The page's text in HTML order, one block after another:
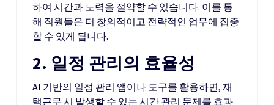
하여 시간과 노력을 절약할 수 있습니다. 이를 통
해 직원들은 더 창의적이고 전략적인 업무에 집중
할 수 있게 됩니다.
2. 일정 관리의 효율성
AI 기반의 일정 관리 앱이나 도구를 활용하면, 재
택근무 시 발생할 수 있는 시간 관리 문제를 효과